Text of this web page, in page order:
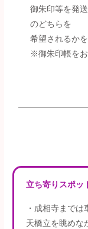
御朱印等を発
のどちらを
希望されるか
※御朱印帳をお
立ち寄りスポッ
・成相寺までは
天橋立を眺めな